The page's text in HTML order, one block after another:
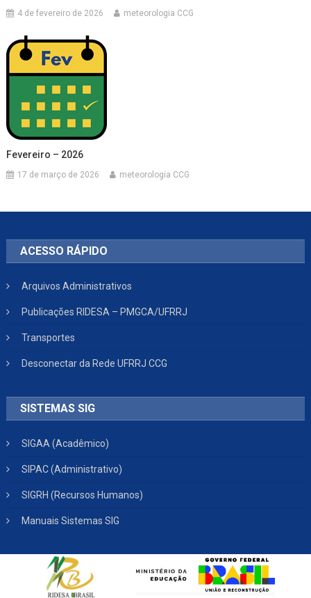
4 de fevereiro de 2026 meteorologia CCG
Fevereiro – 2026
17 de março de 2026 meteorologia CCG
ACESSO RÁPIDO
Arquivos Administrativos
Publicações RIDESA – PMGCA/UFRRJ
Transportes
Desconectar da Rede UFRRJ CCG
SISTEMAS SIG
SIGAA (Acadêmico)
SIPAC (Administrativo)
SIGRH (Recursos Humanos)
Manuais Sistemas SIG